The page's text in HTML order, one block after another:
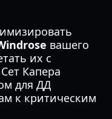
вашего
их с
Капера
для ДД
к критическим